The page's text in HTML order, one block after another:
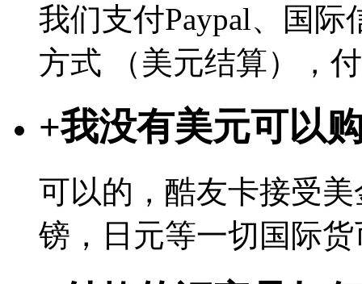
我们支付Paypal、国
方式 （美元结算），
+我没有美元可以
可以的，酷友卡接受
镑，日元等一切国际